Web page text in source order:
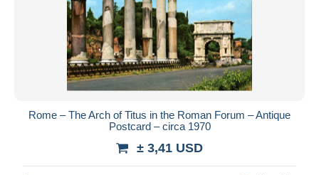
Rome – The Arch of Titus in the Roman Forum – Antique
Postcard – circa 1970
± 3,41 USD